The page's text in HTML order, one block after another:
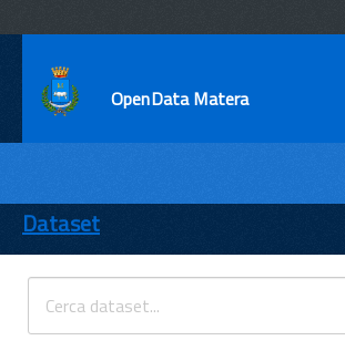
OpenData Matera
ENTI
TEMI
INFORMAZIONI
Dataset